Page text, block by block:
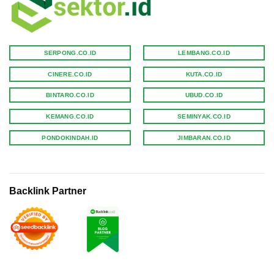
SERPONG.CO.ID
CINERE.CO.ID
BINTARO.CO.ID
KEMANG.CO.ID
PONDOKINDAH.ID
LEMBANG.CO.ID
KUTA.CO.ID
UBUD.CO.ID
SEMINYAK.CO.ID
JIMBARAN.CO.ID
Backlink Partner